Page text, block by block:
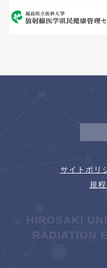
サイトポリ
規
HIROSAKI
RADIATION